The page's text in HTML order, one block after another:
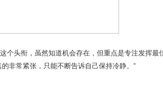
个头衔，虽然知道机会存在，但重点是专注发挥最
非常紧张，只能不断告诉自己保持冷静。”